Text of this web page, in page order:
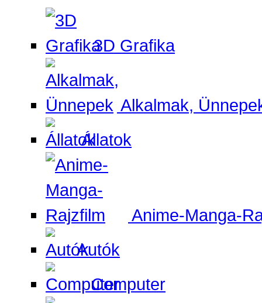
3D Grafika
Alkalmak,
Állatok
Anime-Manga-
Autók
Computer